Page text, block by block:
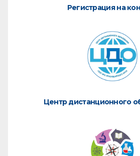
Регистрация на
Центр дистанционного